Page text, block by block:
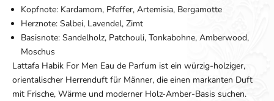
Kopfnote: Kardamom, Pfeffer, Artemisia, Bergamotte
Herznote: Salbei, Lavendel, Zimt
Basisnote: Sandelholz, Patchouli, Tonkabohne, Amberwood,
Moschus
Lattafa Habik For Men Eau de Parfum ist ein würzig-holziger,
orientalischer Herrenduft für Männer, die einen markanten Duft
mit Frische, Wärme und moderner Holz-Amber-Basis suchen.